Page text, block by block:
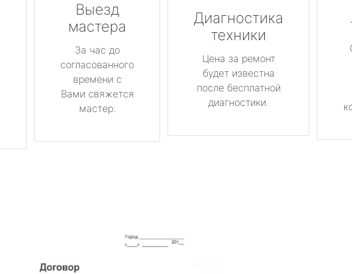
Выезд
мастера
За час до
согласованного
времени с
Вами свяжется
мастер.
Диагностика
техники
Цена за ремонт
будет известна
после бесплатной
диагностики.